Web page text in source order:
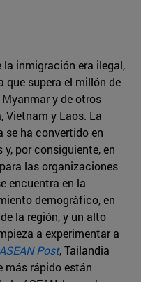
la inmigración era ilegal,
que supera el millón de
y de otros
Vietnam y Laos. La
se ha convertido en
por consiguiente, en
las organizaciones
encuentra en la
demográfico, en
la región, y un alto
a experimentar a
ASEAN Post, Tailandia
más rápido están